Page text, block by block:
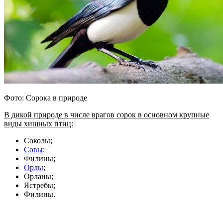
Фото: Сорока в природе
В дикой природе в числе врагов сорок в основном крупные
виды хищных птиц:
Соколы;
Совы;
Филины;
Орлы;
Орланы;
Ястребы;
Филины.